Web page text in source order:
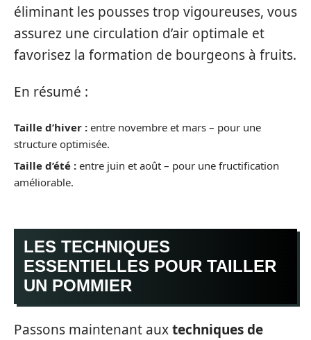
éliminant les pousses trop vigoureuses, vous
assurez une circulation d’air optimale et
favorisez la formation de bourgeons à fruits.
En résumé :
Taille d’hiver : entre novembre et mars – pour une
structure optimisée.
Taille d’été : entre juin et août – pour une fructification
améliorable.
LES TECHNIQUES
ESSENTIELLES POUR TAILLER
UN POMMIER
Passons maintenant auxtechniques de